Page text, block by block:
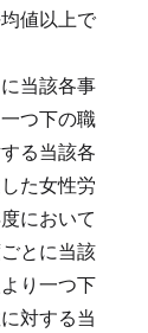
値以上で
当該各事
つ下の職
る当該各
た女性労
において
とに当該
り一つ下
対する当